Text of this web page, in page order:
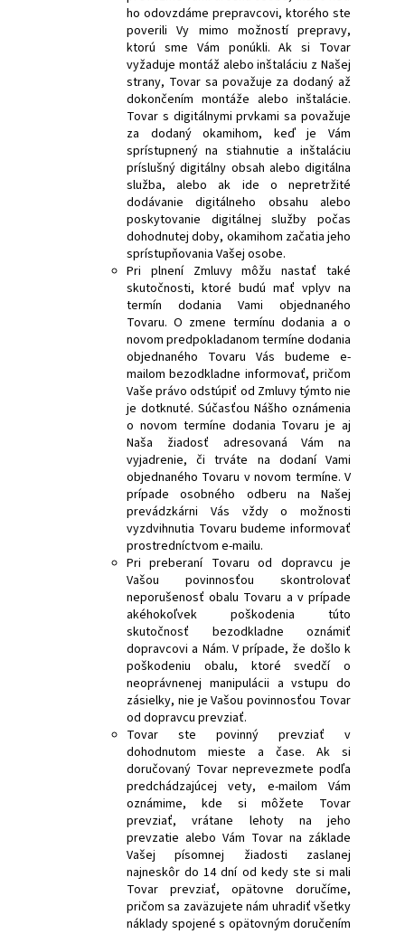
ho odovzdáme prepravcovi, ktorého ste
poverili Vy mimo možností prepravy,
ktorú sme Vám ponúkli. Ak si Tovar
vyžaduje montáž alebo inštaláciu z Našej
strany, Tovar sa považuje za dodaný až
dokončením montáže alebo inštalácie.
Tovar s digitálnymi prvkami sa považuje
za dodaný okamihom, keď je Vám
sprístupnený na stiahnutie a inštaláciu
príslušný digitálny obsah alebo digitálna
služba, alebo ak ide o nepretržité
dodávanie digitálneho obsahu alebo
poskytovanie digitálnej služby počas
dohodnutej doby, okamihom začatia jeho
sprístupňovania Vašej osobe.
Pri plnení Zmluvy môžu nastať také
skutočnosti, ktoré budú mať vplyv na
termín dodania Vami objednaného
Tovaru. O zmene termínu dodania a o
novom predpokladanom termíne dodania
objednaného Tovaru Vás budeme e-
mailom bezodkladne informovať, pričom
Vaše právo odstúpiť od Zmluvy týmto nie
je dotknuté. Súčasťou Nášho oznámenia
o novom termíne dodania Tovaru je aj
Naša žiadosť adresovaná Vám na
vyjadrenie, či trváte na dodaní Vami
objednaného Tovaru v novom termíne. V
prípade osobného odberu na Našej
prevádzkárni Vás vždy o možnosti
vyzdvihnutia Tovaru budeme informovať
prostredníctvom e-mailu.
Pri preberaní Tovaru od dopravcu je
Vašou povinnosťou skontrolovať
neporušenosť obalu Tovaru a v prípade
akéhokoľvek poškodenia túto
skutočnosť bezodkladne oznámiť
dopravcovi a Nám. V prípade, že došlo k
poškodeniu obalu, ktoré svedčí o
neoprávnenej manipulácii a vstupu do
zásielky, nie je Vašou povinnosťou Tovar
od dopravcu prevziať.
Tovar ste povinný prevziať v
dohodnutom mieste a čase. Ak si
doručovaný Tovar neprevezmete podľa
predchádzajúcej vety, e-mailom Vám
oznámime, kde si môžete Tovar
prevziať, vrátane lehoty na jeho
prevzatie alebo Vám Tovar na základe
Vašej písomnej žiadosti zaslanej
najneskôr do 14 dní od kedy ste si mali
Tovar prevziať, opätovne doručíme,
pričom sa zaväzujete nám uhradiť všetky
náklady spojené s opätovným doručením